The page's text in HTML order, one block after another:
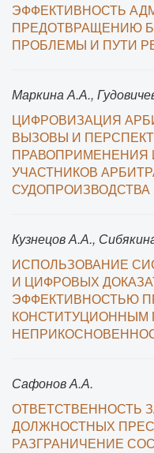
ЭФФЕКТИВНОСТЬ
ПРЕДОТВРАЩЕНИЮ
ПРОБЛЕМЫ И ПУТИ
Маркина А.А.,
ЦИФРОВИЗАЦИЯ
ВЫЗОВЫ И
ПРАВОПРИМЕНЕНИЯ
УЧАСТНИКОВ
СУДОПРОИЗВОДСТВА
Кузнецов А.А.,
ИСПОЛЬЗОВАНИЕ
И ЦИФРОВЫХ
ЭФФЕКТИВНОСТЬЮ
КОНСТИТУЦИОННЫМ
Сафонов А.А.
ОТВЕТСТВЕННОСТЬ
ДОЛЖНОСТНЫХ
РАЗГРАНИЧЕНИЕ